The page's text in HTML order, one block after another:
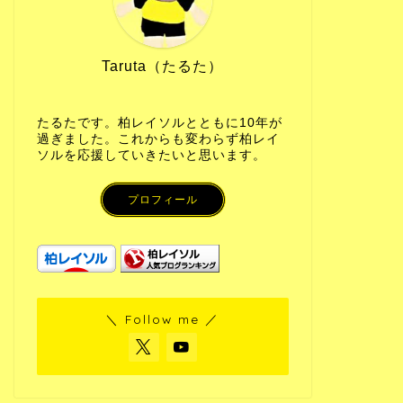
Taruta（たるた）
たるたです。柏レイソルとともに10年が
過ぎました。これからも変わらず柏レイ
ソルを応援していきたいと思います。
プロフィール
＼ Follow me ／